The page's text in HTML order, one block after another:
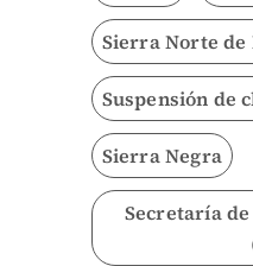
Sierra Norte de
Suspensión de
Sierra Negra
Secretaría